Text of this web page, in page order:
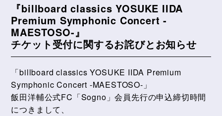
『billboard classics YOSUKE IIDA
Premium Symphonic Concert -
MAESTOSO-』
チケット受付に関するお詫びとお知らせ
「billboard classics YOSUKE IIDA Premium
Symphonic Concert -MAESTOSO-」
飯田洋輔公式FC「Sogno」会員先行の申込締切時間
につきまして、